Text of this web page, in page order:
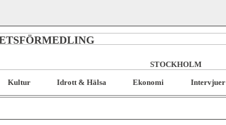
STOCKHOLM
Kultur Idrott & Hälsa Ekonomi Intervjuer